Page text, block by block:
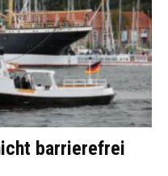
barrierefrei